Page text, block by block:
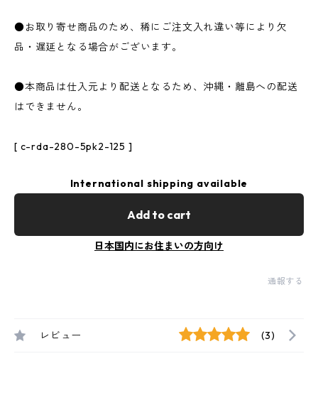
●お取り寄せ商品のため、稀にご注文入れ違い等により欠
品・遅延となる場合がございます。
●本商品は仕入元より配送となるため、沖縄・離島への配送
はできません。
[ c-rda-280-5pk2-125 ]
International shipping available
Add to cart
日本国内にお住まいの方向け
通報する
レビュー (3)